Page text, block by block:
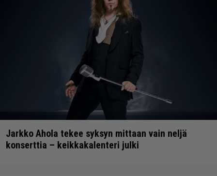
Jarkko Ahola tekee syksyn mittaan vain neljä
konserttia – keikkakalenteri julki